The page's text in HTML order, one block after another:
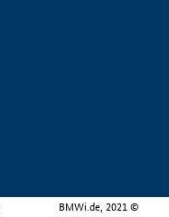
BMWi.de, 2021 ©